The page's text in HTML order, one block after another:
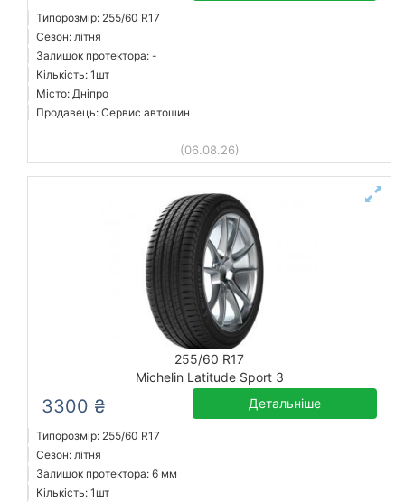
Типорозмір: 255/60 R17
Сезон: літня
Залишок протектора: -
Кількість: 1шт
Місто: Дніпро
Продавець: Сервис автошин
(06.08.26)
255/60 R17
Michelin Latitude Sport 3
3300 ₴ Детальніше
Типорозмір: 255/60 R17
Сезон: літня
Залишок протектора: 6 мм
Кількість: 1шт